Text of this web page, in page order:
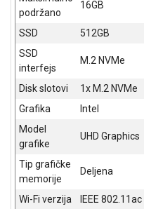
podržano
16GB
SSD
512GB
SSD
interfejs
M.2 NVMe
Disk slotovi
1x M.2 NVMe
Grafika
Intel
Model
grafike
UHD Graphics
Tip grafičke
memorije
Deljena
Wi-Fi verzija
IEEE 802.11ac